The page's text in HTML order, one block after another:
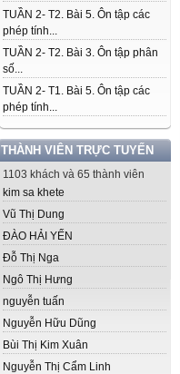
TUẦN 2- T2. Bài 5. Ôn tập các
phép tính...
TUẦN 2- T2. Bài 3. Ôn tập phân
số...
TUẦN 2- T1. Bài 5. Ôn tập các
phép tính...
THÀNH VIÊN TRỰC TUYẾN
1103 khách và 65 thành viên
kim sa khete
Vũ Thị Dung
ĐÀO HẢI YẾN
Đỗ Thị Nga
Ngô Thị Hưng
nguyễn tuấn
Nguyễn Hữu Dũng
Bùi Thị Kim Xuân
Nguyễn Thị Cẩm Linh